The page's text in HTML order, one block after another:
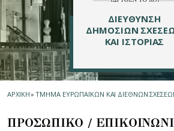
ΔΙΕΥΘΥΝΣΗ
ΔΗΜΟΣΙΩΝ
ΚΑΙ ΙΣΤΟΡΙΑΣ
ΑΡΧΙΚΗ» ΤΜΗΜΑ ΕΥΡΩΠΑΪΚΩΝ ΚΑΙ ΔΙΕΘΝΩΝ
ΠΡΟΣΩΠΙΚΟ /